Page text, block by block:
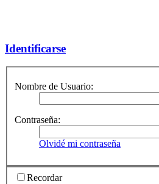
Identificarse
Nombre de Usuario:
Contraseña:
Olvidé mi contraseña
Recordar